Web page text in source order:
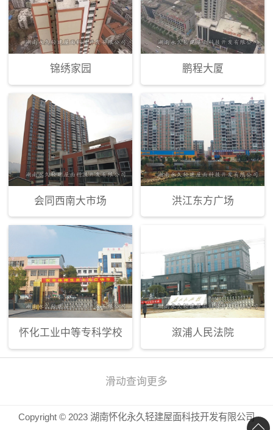
锦绣家园 鹏程大厦
会同西南大市场 洪江东方广场
怀化工业中等专科学校 溆浦人民法院
滑动查询更多
Copyright © 2023 湖南怀化永久轻建屋面科技开发有限公司